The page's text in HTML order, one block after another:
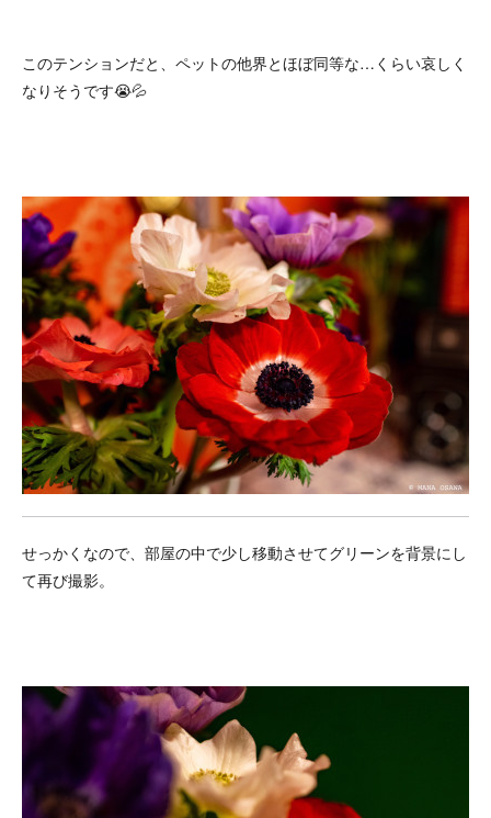
このテンションだと、ペットの他界とほぼ同等な…くらい哀しく
なりそうです😭💦
せっかくなので、部屋の中で少し移動させてグリーンを背景にし
て再び撮影。